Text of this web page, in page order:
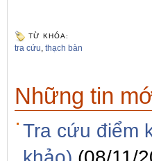
TỪ KHÓA:
tra cứu, thạch bàn
Những tin
Tra cứu điểm